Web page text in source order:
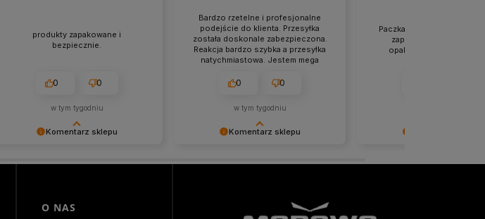
Komentarz sklepu
Mamy szczerą nadzieję, że
na dłużej. Z serdecznymi
produkty zapakowane i
bezpiecznie.
0 0
w tym tygodniu
Komentarz sklepu
obsługa trafiła w Twoje gusta. Mamy
Bardzo rzetelne i profesjonalne
podejście do klienta. Przesyłka
została doskonale zabezpieczona.
Reakcja bardzo szybka a przesyłka
natychmiastowa. Jestem mega
sklepie.
0 0
w tym tygodniu
Cieszymy się, że zakup
Paczka przyszła na czas.
zapakowana paczka,
opakowanie. Wszystko
O NAS